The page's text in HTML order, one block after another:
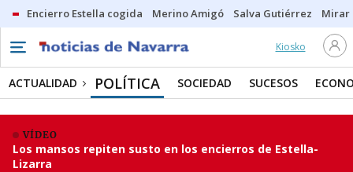
Encierro Estella cogida Merino Amigó Salva Gutiérrez Mirar
Kiosko
ACTUALIDAD POLÍTICA SOCIEDAD SUCESOS
VÍDEO
Los mansos repiten susto en los encierros de Estella-
Lizarra